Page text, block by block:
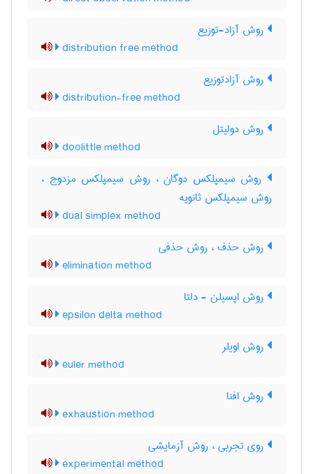
روش آزاد-توزیع
distribution free method
روش آزادتوزیع
distribution-free method
روش دولیتل
doolittle method
روش سیمپلکس دوگان ، روش سیمپلکس مزدوج ،
روش سیمپلکس ثانویه
dual simplex method
روش حذف ، روش حذفی
elimination method
روش اپسیلن - دلتا
epsilon delta method
روش اویلر
euler method
روش افنا
exhaustion method
روی تجربی ، روش آزمایشی
experimental method